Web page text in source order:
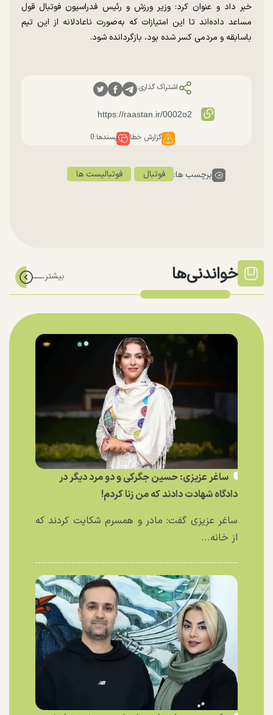
خبر داد و عنوان کرد: وزیر ورزش و رئیس فدراسیون فوتبال قول
مساعد داده‌اند تا این امتیازات که به‌صورت ناعادلانه از این تیم
باسابقه و مردمی کسر شده بود، بازگردانده شود.
اشتراک گذاری:
گزارش خطا پسندها:0
برچسب ها: فوتبال فوتبالیست ها
خواندنی‌ها
ساغر عزیزی: حسین جگرکی و دو مرد دیگر در
دادگاه شهادت دادند که من زنا کردم!
ساغر عزیزی گفت: مادر و همسرم شکایت کردند که
از خانه...